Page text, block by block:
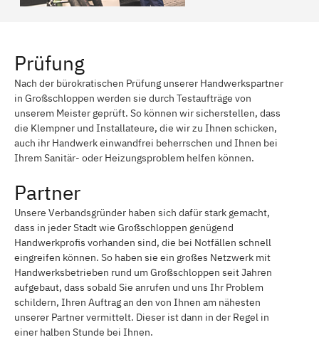
Prüfung
Nach der bürokratischen Prüfung unserer Handwerkspartner
in Großschloppen werden sie durch Testaufträge von
unserem Meister geprüft. So können wir sicherstellen, dass
die Klempner und Installateure, die wir zu Ihnen schicken,
auch ihr Handwerk einwandfrei beherrschen und Ihnen bei
Ihrem Sanitär- oder Heizungsproblem helfen können.
Partner
Unsere Verbandsgründer haben sich dafür stark gemacht,
dass in jeder Stadt wie Großschloppen genügend
Handwerkprofis vorhanden sind, die bei Notfällen schnell
eingreifen können. So haben sie ein großes Netzwerk mit
Handwerksbetrieben rund um Großschloppen seit Jahren
aufgebaut, dass sobald Sie anrufen und uns Ihr Problem
schildern, Ihren Auftrag an den von Ihnen am nähesten
unserer Partner vermittelt. Dieser ist dann in der Regel in
einer halben Stunde bei Ihnen.